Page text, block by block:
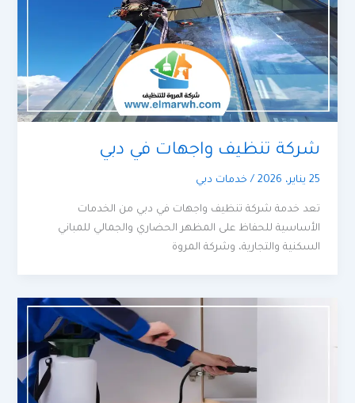
شركة تنظيف واجهات في دبي
25 يناير، 2026 / خدمات دبي
تعد خدمة شركة تنظيف واجهات في دبي من الخدمات
الأساسية للحفاظ على المظهر الحضاري والجمالي للمباني
السكنية والتجارية، وشركة المروة